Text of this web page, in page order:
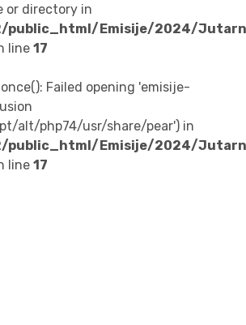
or directory in
public_html/Emisije/2024/
line 17
Failed opening 'emisije-
alt/php74/usr/share/pear') in
public_html/Emisije/2024/
line 17